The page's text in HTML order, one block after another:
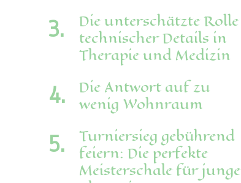
Die unterschätzte Rolle
technischer Details in
Therapie und Medizin
Die Antwort auf zu
wenig Wohnraum
Turniersieg gebührend
feiern: Die perfekte
Meisterschale für junge